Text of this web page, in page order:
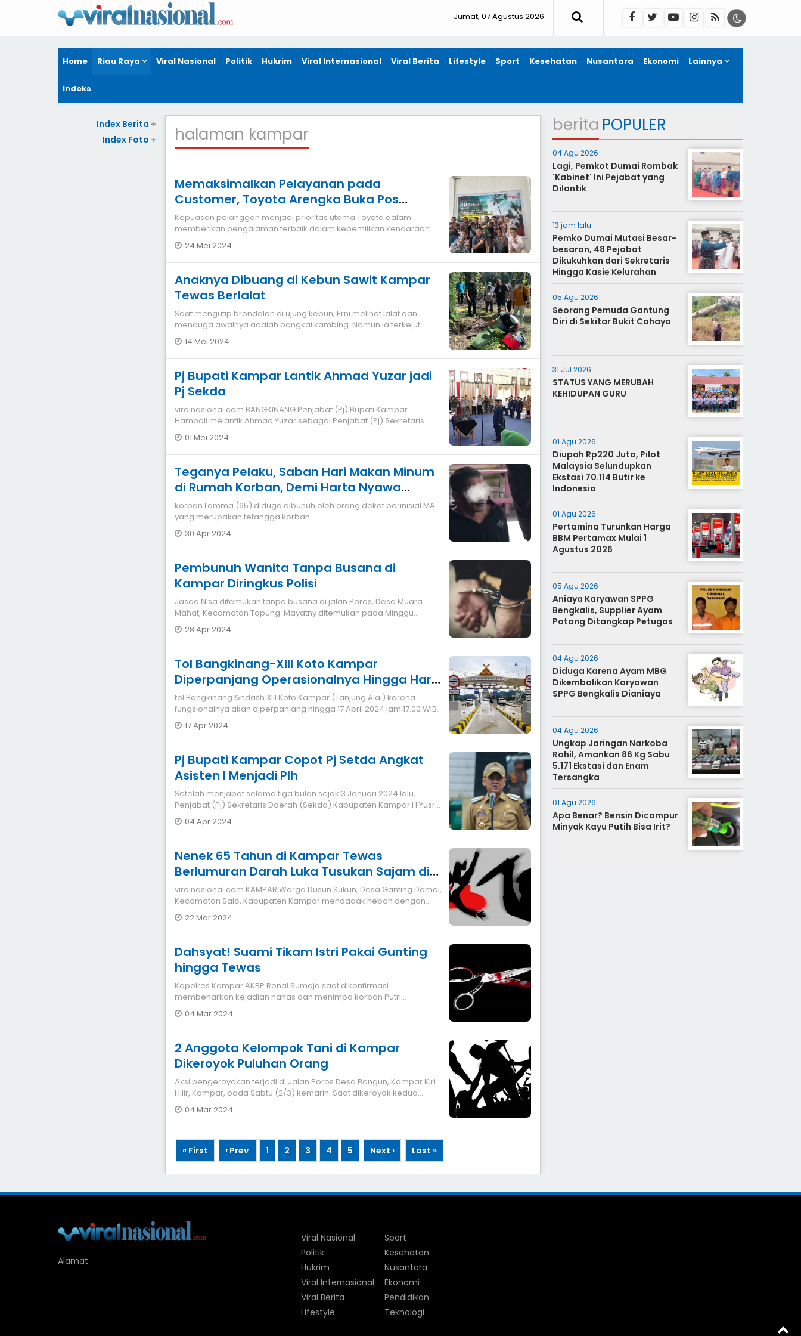
Jumat, 07 Agustus 2026
Home Riau Raya Viral Nasional Politik Hukrim Viral Internasional Viral Berita Lifestyle Sport Kesehatan Nusantara Ekonomi Lainnya
Indeks
halaman kampar
Memaksimalkan Pelayanan pada
Customer, Toyota Arengka Buka Pos
Tapung
Kepuasan pelanggan menjadi prioritas utama Toyota dalam
memberikan pengalaman terbaik dalam kepemilikan kendaraan
Toyota. Untuk memaksimalka
24 Mei 2024
Anaknya Dibuang di Kebun Sawit Kampar
Tewas Berlalat
Saat mengutip brondolan di ujung kebun, Erni melihat lalat dan
menduga awalnya adalah bangkai kambing. Namun ia terkejut
ketika mendekati su
14 Mei 2024
Pj Bupati Kampar Lantik Ahmad Yuzar jadi
Pj Sekda
viralnasional.com BANGKINANG Penjabat (Pj) Bupati Kampar
Hambali melantik Ahmad Yuzar sebagai Penjabat (Pj) Sekretaris
Daerah (Sekda) Ka
01 Mei 2024
Teganya Pelaku, Saban Hari Makan Minum
di Rumah Korban, Demi Harta Nyawa
Nenek di Kampar Melayang
korban Lamma (65) diduga dibunuh oleh orang dekat berinisial MA
yang merupakan tetangga korban.
30 Apr 2024
Pembunuh Wanita Tanpa Busana di
Kampar Diringkus Polisi
Jasad Nisa ditemukan tanpa busana di jalan Poros, Desa Muara
Mahat, Kecamatan Tapung. Mayatny ditemukan pada Minggu
(21/4/2024) lalu oleh wa
28 Apr 2024
Tol Bangkinang-XIII Koto Kampar
Diperpanjang Operasionalnya Hingga Hari
Ini
tol Bangkinang &ndash XIII Koto Kampar (Tanjung Alai) karena
fungsionalnya akan diperpanjang hingga 17 April 2024 jam 17.00 WIB.
17 Apr 2024
Pj Bupati Kampar Copot Pj Setda Angkat
Asisten I Menjadi Plh
Setelah menjabat selama tiga bulan sejak 3 Januari 2024 lalu,
Penjabat (Pj) Sekretaris Daerah (Sekda) Kabupaten Kampar H Yusri
diganti oleh
04 Apr 2024
Nenek 65 Tahun di Kampar Tewas
Berlumuran Darah Luka Tusukan Sajam di
Perut dan Dada
viralnasional.com KAMPAR Warga Dusun Sukun, Desa Ganting Damai,
Kecamatan Salo, Kabupaten Kampar mendadak heboh dengan
ditemukan seora
22 Mar 2024
Dahsyat! Suami Tikam Istri Pakai Gunting
hingga Tewas
Kapolres Kampar AKBP Ronal Sumaja saat dikonfirmasi
membenarkan kejadian nahas dan menimpa korban Putri
Windasari (29), Minggu (3/3) kemarin
04 Mar 2024
2 Anggota Kelompok Tani di Kampar
Dikeroyok Puluhan Orang
Aksi pengeroyokan terjadi di Jalan Poros Desa Bangun, Kampar Kiri
Hilir, Kampar, pada Sabtu (2/3) kemarin. Saat dikeroyok kedua
korban sedan
04 Mar 2024
« First ‹ Prev 1 2 3 4 5 Next › Last »
Index Berita +
Index Foto +
berita POPULER
04 Agu 2026
Lagi, Pemkot Dumai Rombak
'Kabinet' Ini Pejabat yang
Dilantik
13 jam lalu
Pemko Dumai Mutasi Besar-
besaran, 48 Pejabat
Dikukuhkan dari Sekretaris
Hingga Kasie Kelurahan
05 Agu 2026
Seorang Pemuda Gantung
Diri di Sekitar Bukit Cahaya
31 Jul 2026
STATUS YANG MERUBAH
KEHIDUPAN GURU
01 Agu 2026
Diupah Rp220 Juta, Pilot
Malaysia Selundupkan
Ekstasi 70.114 Butir ke
Indonesia
01 Agu 2026
Pertamina Turunkan Harga
BBM Pertamax Mulai 1
Agustus 2026
05 Agu 2026
Aniaya Karyawan SPPG
Bengkalis, Supplier Ayam
Potong Ditangkap Petugas
04 Agu 2026
Diduga Karena Ayam MBG
Dikembalikan Karyawan
SPPG Bengkalis Dianiaya
04 Agu 2026
Ungkap Jaringan Narkoba
Rohil, Amankan 86 Kg Sabu
5.171 Ekstasi dan Enam
Tersangka
01 Agu 2026
Apa Benar? Bensin Dicampur
Minyak Kayu Putih Bisa Irit?
Alamat
Viral Nasional
Politik
Hukrim
Viral Internasional
Viral Berita
Lifestyle
Sport
Kesehatan
Nusantara
Ekonomi
Pendidikan
Teknologi